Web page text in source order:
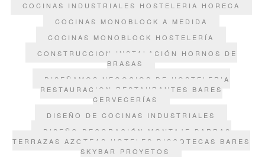
COCINAS INDUSTRIALES HOSTELERIA HORECA
COCINAS MONOBLOCK A MEDIDA
COCINAS MONOBLOCK HOSTELERÍA
CONSTRUCCION INSTALACIÓN HORNOS DE
BRASAS
DISEÑAMOS NEGOCIOS DE HOSTELERIA
RESTAURACION RESTAURANTES BARES
CERVECERÍAS
DISEÑO DE COCINAS INDUSTRIALES
DISEÑO DECORACIÓN MONTAJE BARRAS
TERRAZAS AZOTEAS HOTELES DISCOTECAS BARES
SKYBAR PROYETOS